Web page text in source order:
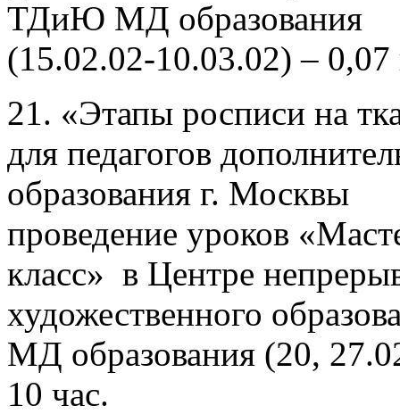
ТДиЮ МД образования
(15.02.02-10.03.02) – 0,07
21. «Этапы росписи на
для педагогов
образования г. Москвы
проведение уроков
класс» в Центре
художественного
МД образования (20,
10 час.